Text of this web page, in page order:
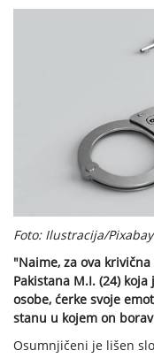
Foto: Ilustracija/Pixabay
"Naime, za ova
Pakistana M.I. (24)
osobe, ćerke svoje
stanu u kojem on
Osumnjičeni je lišen